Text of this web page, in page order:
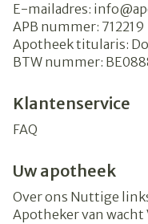
E-mailadres: info@
APB nummer: 712219
Apotheek titularis:
BTW nummer:
Klantenservice
FAQ
Uw apotheek
Over ons Nuttige
Apotheker van wacht